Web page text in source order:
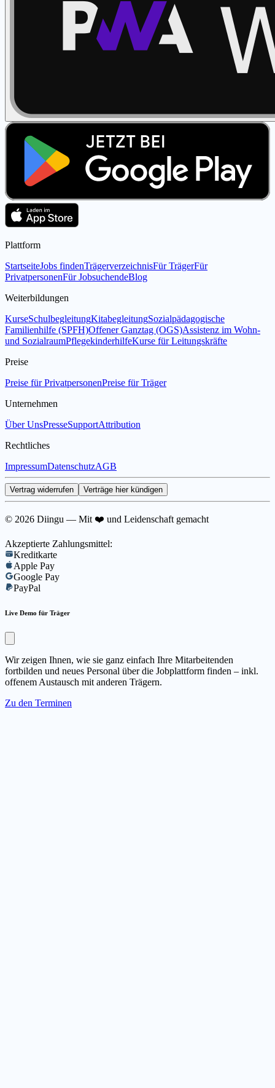
Plattform
StartseiteJobs findenTrägerverzeichnisFür TrägerFür
PrivatpersonenFür JobsuchendeBlog
Weiterbildungen
KurseSchulbegleitungKitabegleitungSozialpädagogische
Familienhilfe (SPFH)Offener Ganztag (OGS)Assistenz im Wohn-
und SozialraumPflegekinderhilfeKurse für Leitungskräfte
Preise
Preise für PrivatpersonenPreise für Träger
Unternehmen
Über UnsPresseSupportAttribution
Rechtliches
ImpressumDatenschutzAGB
Vertrag widerrufen Verträge hier kündigen
© 2026 Diingu — Mit ❤️ und Leidenschaft gemacht
Akzeptierte Zahlungsmittel:
Kreditkarte
Apple Pay
Google Pay
PayPal
Live Demo für Träger
Wir zeigen Ihnen, wie sie ganz einfach Ihre Mitarbeitenden
fortbilden und neues Personal über die Jobplattform finden – inkl.
offenem Austausch mit anderen Trägern.
Zu den Terminen